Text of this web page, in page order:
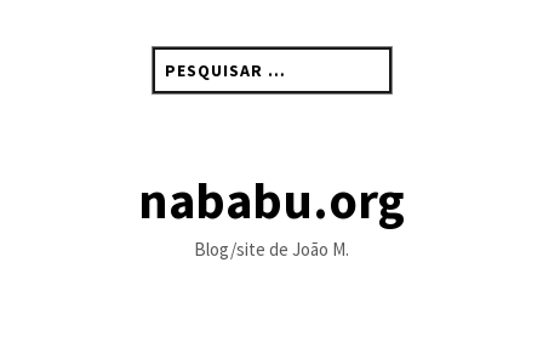
por:
nababu.org
Blog/site de João M.